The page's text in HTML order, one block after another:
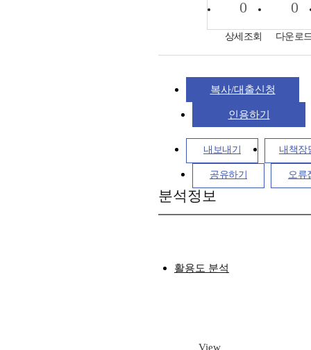
0
상세조회
0
다운로
복사/대출신청
인용하기
내보내기 내책장
공유하기 오류
분석정보
활용도 분석
View